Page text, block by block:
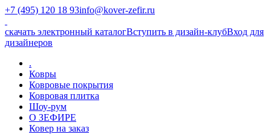
+7 (495) 120 18 93info@kover-zefir.ru
скачать электронный каталогВступить в дизайн-клубВход для
дизайнеров
.
Ковры
Ковровые покрытия
Ковровая плитка
Шоу-рум
О ЗЕФИРЕ
Ковер на заказ